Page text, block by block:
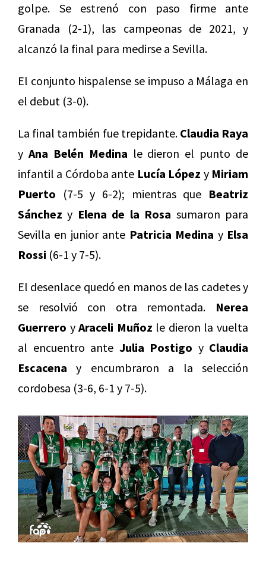
golpe. Se estrenó con paso firme ante
Granada (2-1), las campeonas de 2021, y
alcanzó la final para medirse a Sevilla.
El conjunto hispalense se impuso a Málaga en
el debut (3-0).
La final también fue trepidante. Claudia Raya
y Ana Belén Medina le dieron el punto de
infantil a Córdoba ante Lucía López y Miriam
Puerto (7-5 y 6-2); mientras que Beatriz
Sánchez y Elena de la Rosa sumaron para
Sevilla en junior ante Patricia Medina y Elsa
Rossi (6-1 y 7-5).
El desenlace quedó en manos de las cadetes y
se resolvió con otra remontada. Nerea
Guerrero yAraceli Muñoz le dieron la vuelta
al encuentro ante Julia Postigo y Claudia
Escacena y encumbraron a la selección
cordobesa (3-6, 6-1 y 7-5).